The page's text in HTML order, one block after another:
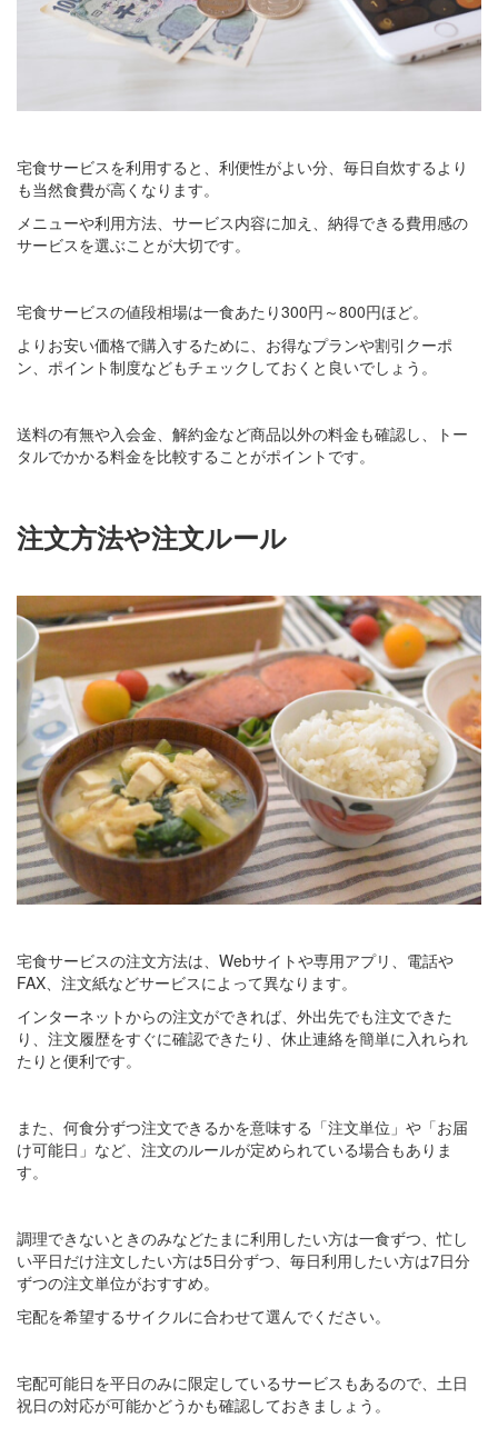
宅食サービスを利用すると、利便性がよい分、毎日自炊するより
も当然食費が高くなります。
メニューや利用方法、サービス内容に加え、納得できる費用感の
サービスを選ぶことが大切です。
宅食サービスの値段相場は一食あたり300円～800円ほど。
よりお安い価格で購入するために、お得なプランや割引クーポ
ン、ポイント制度などもチェックしておくと良いでしょう。
送料の有無や入会金、解約金など商品以外の料金も確認し、トー
タルでかかる料金を比較することがポイントです。
注文方法や注文ルール
宅食サービスの注文方法は、Webサイトや専用アプリ、電話や
FAX、注文紙などサービスによって異なります。
インターネットからの注文ができれば、外出先でも注文できた
り、注文履歴をすぐに確認できたり、休止連絡を簡単に入れられ
たりと便利です。
また、何食分ずつ注文できるかを意味する「注文単位」や「お届
け可能日」など、注文のルールが定められている場合もありま
す。
調理できないときのみなどたまに利用したい方は一食ずつ、忙し
い平日だけ注文したい方は5日分ずつ、毎日利用したい方は7日分
ずつの注文単位がおすすめ。
宅配を希望するサイクルに合わせて選んでください。
宅配可能日を平日のみに限定しているサービスもあるので、土日
祝日の対応が可能かどうかも確認しておきましょう。